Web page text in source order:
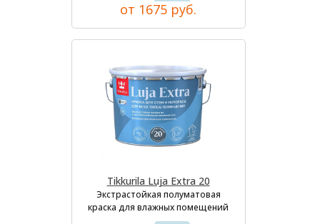
от 1675 руб.
Tikkurila Luja Extra 20
Экстрастойкая полуматовая
краска для влажных помещений